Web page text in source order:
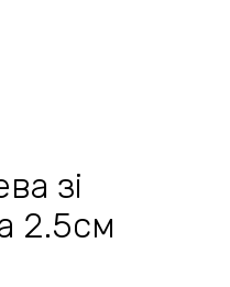
зі
2.5см